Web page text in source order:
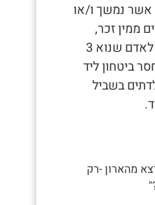
אשר נמשך ו/או
ממין זכר,
שעבר צד. 2 כינוי גנאי לאדם שנוא 3
ביטחון ליד
בשביל
מהארון -רק